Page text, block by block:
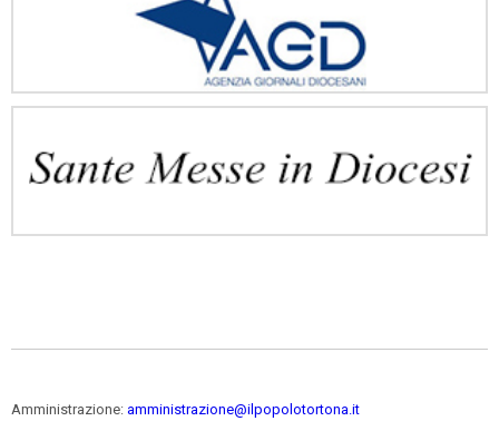
Amministrazione: amministrazione@ilpopolotortona.it